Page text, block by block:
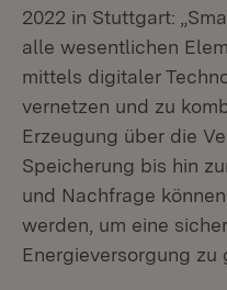
2022 in Stuttgart:
alle wesentlichen
mittels digitaler
vernetzen und zu
Erzeugung über die
Speicherung bis hin
und Nachfrage
werden, um eine
Energieversorgung zu